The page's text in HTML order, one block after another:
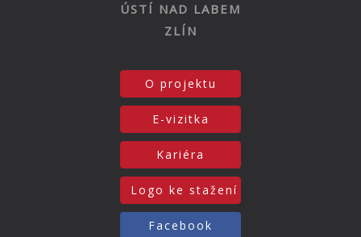
ÚSTÍ NAD LABEM
ZLÍN
O projektu
E-vizitka
Kariéra
Logo ke stažení
Facebook